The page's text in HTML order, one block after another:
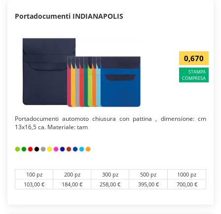
Portadocumenti INDIANAPOLIS
0,670
STAMPA
COMPRESA
Portadocumenti automoto chiusura con pattina , dimensione: cm
13x16,5 ca. Materiale: tam
100 pz 200 pz 300 pz 500 pz
1000 pz
103,00 €
184,00 € 258,00 € 395,00 € 700,00 €